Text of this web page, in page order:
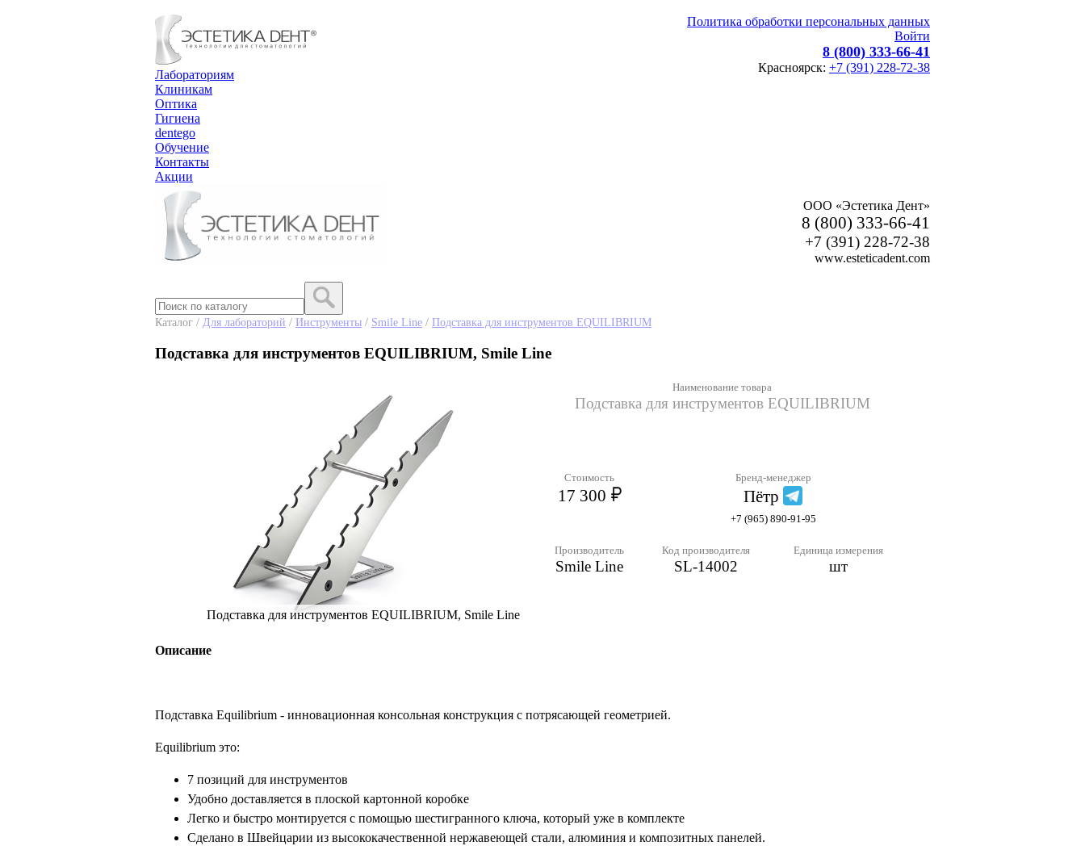
Политика обработки персональных данных
Войти
8 (800) 333-66-41
Красноярск: +7 (391) 228-72-38
Лабораториям
Клиникам
Оптика
Гигиена
dentego
Обучение
Контакты
Акции
ООО «Эстетика Дент»
8 (800) 333-66-41
+7 (391) 228-72-38
www.esteticadent.com
Каталог / Для лабораторий / Инструменты / Smile Line / Подставка для инструментов EQUILIBRIUM
Подставка для инструментов EQUILIBRIUM, Smile Line
Подставка для инструментов EQUILIBRIUM, Smile Line
Наименование товара
Подставка для инструментов EQUILIBRIUM
Стоимость
17 300
Бренд-менеджер
Пётр
+7 (965) 890-91-95
Производитель
Smile Line
Код производителя
SL-14002
Единица измерения
шт
Описание
Подставка Equilibrium - инновационная консольная конструкция с потрясающей геометрией.
Equilibrium это:
7 позиций для инструментов
Удобно доставляется в плоской картонной коробке
Легко и быстро монтируется с помощью шестигранного ключа, который уже в комплекте
Сделано в Швейцарии из высококачественной нержавеющей стали, алюминия и композитных панелей.